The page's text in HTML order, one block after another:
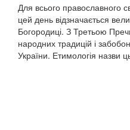
Для всього православного
цей день відзначається
Богородиці. З Третьою
народних традицій і
України. Етимологія назви